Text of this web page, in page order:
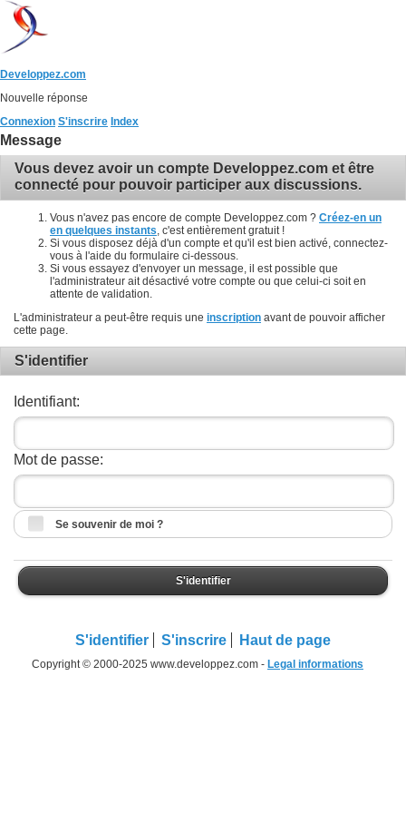
Developpez.com
Nouvelle réponse
Connexion S'inscrire Index
Message
Vous devez avoir un compte Developpez.com et être
connecté pour pouvoir participer aux discussions.
Vous n'avez pas encore de compte Developpez.com ? Créez-en un
en quelques instants , c'est entièrement gratuit !
Si vous disposez déjà d'un compte et qu'il est bien activé, connectez-
vous à l'aide du formulaire ci-dessous.
Si vous essayez d'envoyer un message, il est possible que
l'administrateur ait désactivé votre compte ou que celui-ci soit en
attente de validation.
L'administrateur a peut-être requis une inscription avant de pouvoir afficher
cette page.
S'identifier
Identifiant:
Mot de passe:
Se souvenir de moi ?
S'identifier
S'identifier S'inscrire Haut de page
Copyright © 2000-2025 www.developpez.com - Legal informations